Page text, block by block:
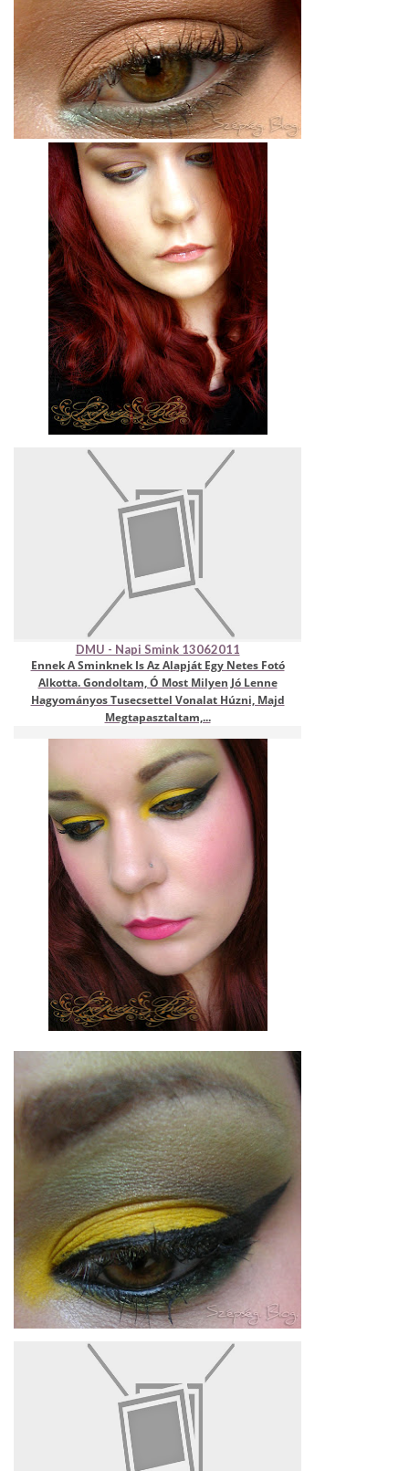
DMU - Napi Smink 13062011
Ennek A Sminknek Is Az Alapját Egy Netes Fotó
Alkotta. Gondoltam, Ó Most Milyen Jó Lenne
Hagyományos Tusecsettel Vonalat Húzni, Majd
Megtapasztaltam,...